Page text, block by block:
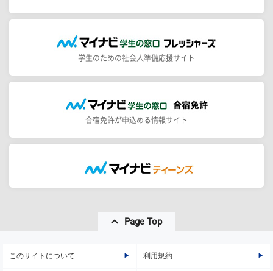
学生のための社会人準備応援サイト
合宿免許が申込める情報サイト
Page Top
このサイトについて 利用規約